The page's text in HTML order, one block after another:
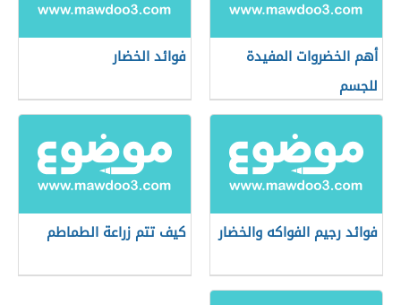
أهم الخضروات المفيدة
للجسم
فوائد الخضار
فوائد رجيم الفواكه والخضار كيف تتم زراعة الطماطم